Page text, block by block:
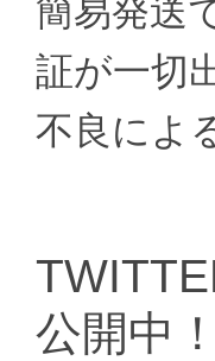
簡易発送
証が一切
不良によ
公開中！